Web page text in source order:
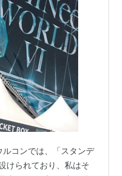
コンでは、「スタンデ
けられており、私はそ